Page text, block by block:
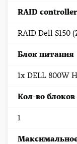
RAID controller
RAID Dell S150
Блок питания
1x DELL 800W
Кол-во
1